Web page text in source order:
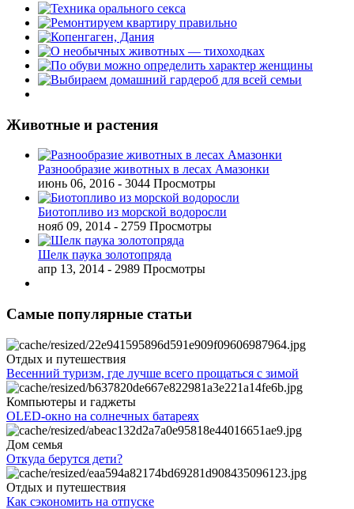
Животные и растения
Разнообразие животных в лесах Амазонки
июнь 06, 2016 - 3044 Просмотры
Биотопливо из морской водоросли
нояб 09, 2014 - 2759 Просмотры
Шелк паука золотопряда
апр 13, 2014 - 2989 Просмотры
Самые популярные статьи
Отдых и путешествия
Весенний туризм, где лучше всего прощаться с зимой
Компьютеры и гаджеты
OLED-окно на солнечных батареях
Дом семья
Откуда берутся дети?
Отдых и путешествия
Как сэкономить на отпуске